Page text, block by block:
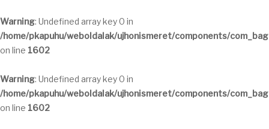
Warning: Undefined array key 0 in
/home/pkapuhu/weboldalak/ujhonismeret/components/
on line 1602
Warning: Undefined array key 0 in
/home/pkapuhu/weboldalak/ujhonismeret/components/
on line 1602